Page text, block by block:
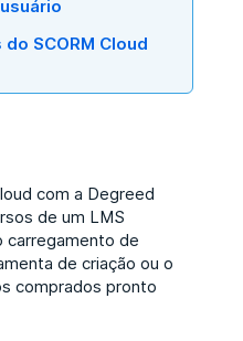
SCORM Cloud
com a Degreed
de um LMS
carregamento de
de criação ou o
comprados pronto